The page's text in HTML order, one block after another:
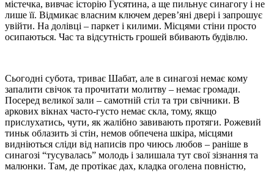
містечка, вивчає історію Гусятина, а ще пильнує синагогу і не
лише її. Відмикає власним ключем дерев’яні двері і запрошує
увійти. На долівці – паркет і килими. Місцями стіни просто
осипаються. Час та відсутність грошей вбивають будівлю.
Сьогодні субота, триває Шабат, але в синагозі немає кому
запалити свічок та прочитати молитву – немає громади.
Посеред великої зали – самотній стіл та три свічники. В
аркових вікнах часто-густо немає скла, тому, якщо
прислухатись, чути, як жалібно завивають протяги. Рожевий
тиньк облазить зі стін, немов обпечена шкіра, місцями
видніються сліди від написів про чиюсь любов – раніше в
синагозі “тусувалась” молодь і залишала тут свої зізнання та
малюнки. Там, де протікає дах, кладка оголена повністю,